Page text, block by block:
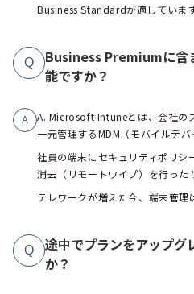
Business Standardが適しています
Q
Business Premiumに含
能ですか？
A
A. Microsoft Intuneとは、会社の
一元管理するMDM（モバイルデバ
社員の端末にセキュリティポリ
消去（リモートワイプ）を行った
テレワークが増えた今、端末管理
Q
途中でプランをアップグ
か？